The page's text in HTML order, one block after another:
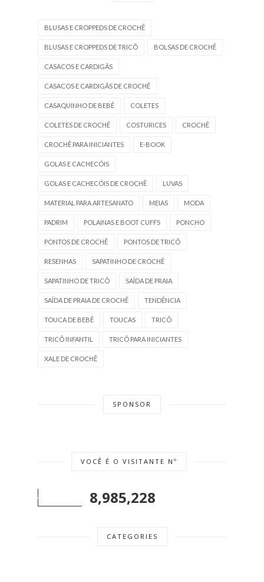
BLUSAS E CROPPEDS DE CROCHÊ
BLUSAS E CROPPEDS DE TRICÔ BOLSAS DE CROCHÊ
CASACOS E CARDIGÃS
CASACOS E CARDIGÃS DE CROCHÊ
CASAQUINHO DE BEBÊ COLETES
COLETES DE CROCHÊ COSTURICES CROCHÊ
CROCHÊ PARA INICIANTES E-BOOK
GOLAS E CACHECÓIS
GOLAS E CACHECÓIS DE CROCHÊ LUVAS
MATERIAL PARA ARTESANATO MEIAS MODA
PADRIM POLAINAS E BOOT CUFFS PONCHO
PONTOS DE CROCHÊ PONTOS DE TRICÔ
RESENHAS SAPATINHO DE CROCHÊ
SAPATINHO DE TRICÔ SAÍDA DE PRAIA
SAÍDA DE PRAIA DE CROCHÊ TENDÊNCIA
TOUCA DE BEBÊ TOUCAS TRICÔ
TRICÔ INFANTIL TRICÔ PARA INICIANTES
XALE DE CROCHÊ
SPONSOR
VOCÊ É O VISITANTE Nº
8,985,228
CATEGORIES